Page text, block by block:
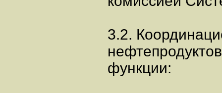
3.2.
функции: